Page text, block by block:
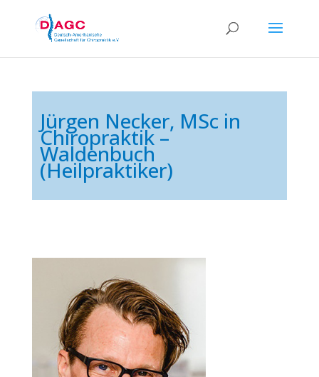
Jürgen Necker, MSc in
Chiropraktik –
Waldenbuch
(Heilpraktiker)